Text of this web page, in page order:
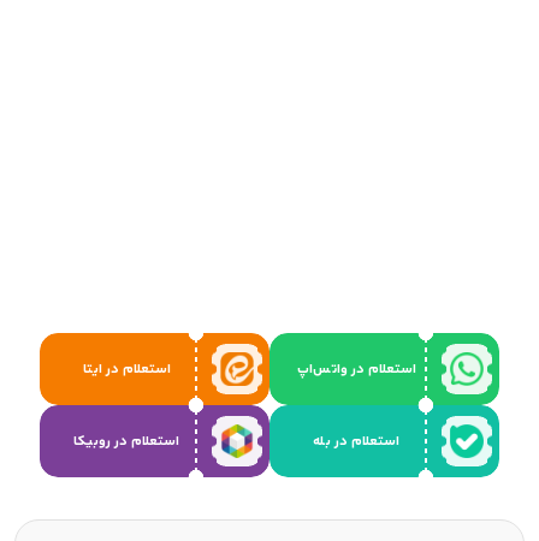
استعلام در واتس‌اپ استعلام در ایتا
استعلام در بله استعلام در روبیکا